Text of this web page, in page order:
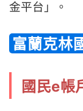
金平台」。
富蘭克林
國民e帳